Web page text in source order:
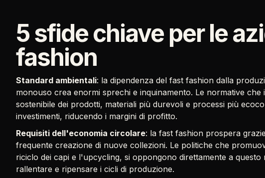
5 sfide chiave per le
fashion
Standard ambientali: la dipendenza del fast fashion dalla
monouso crea enormi sprechi e inquinamento. Le normative
sostenibile dei prodotti, materiali più durevoli e processi più
investimenti, riducendo i margini di profitto.
Requisiti dell'economia circolare: la fast fashion prospera
frequente creazione di nuove collezioni. Le politiche che
riciclo dei capi e l'upcycling, si oppongono direttamente a
rallentare e ripensare i cicli di produzione.